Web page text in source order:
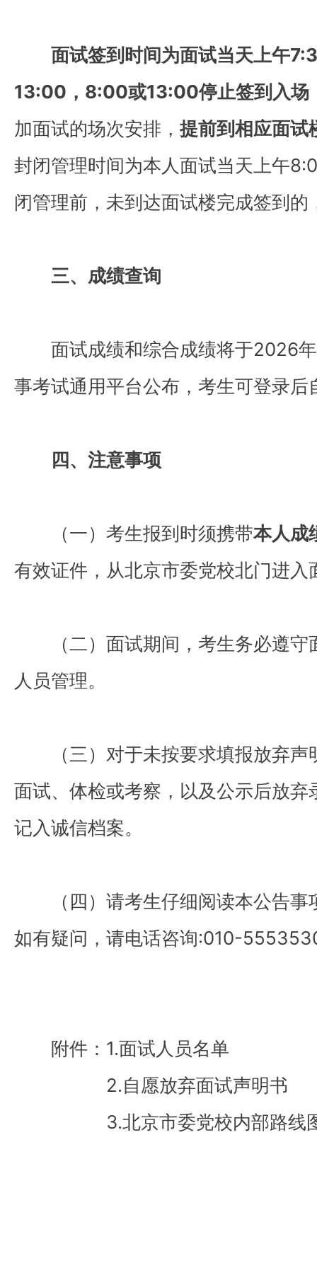
面试签到时间为面试当天上午
13:00，8:00或13:00停止签到入场
加面试的场次安排， 提前到相应面试
封闭管理时间为本人面试当天上午
闭管理前，未到达面试楼完成签到的
三、成绩查询
面试成绩和综合成绩将于2026
事考试通用平台公布，考生可登录
四、注意事项
（一）考生报到时须携带本人成
有效证件，从北京市委党校北门进入
（二）面试期间，考生务必遵
人员管理。
（三）对于未按要求填报放弃
面试、体检或考察，以及公示后放
记入诚信档案。
（四）请考生仔细阅读本公告
如有疑问，请电话咨询:010-
附件：1.面试人员名单
2.自愿放弃面试声明书
3.北京市委党校内部路线